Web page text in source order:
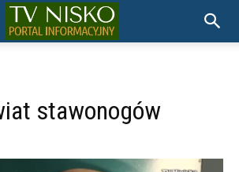
stawonogów